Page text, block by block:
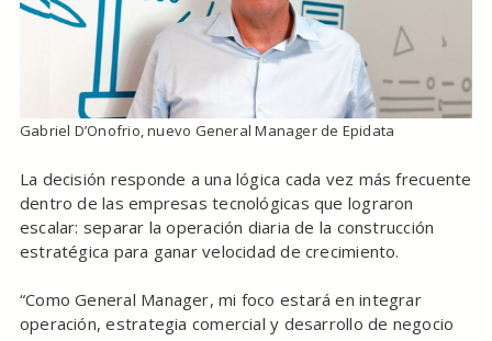
Gabriel D’Onofrio, nuevo General Manager de Epidata
La decisión responde a una lógica cada vez más frecuente
dentro de las empresas tecnológicas que lograron
escalar: separar la operación diaria de la construcción
estratégica para ganar velocidad de crecimiento.
“Como General Manager, mi foco estará en integrar
operación, estrategia comercial y desarrollo de negocio